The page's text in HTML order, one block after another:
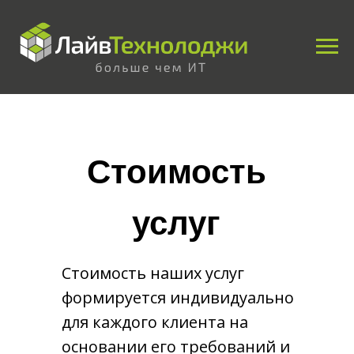
Стоимость наших услуг
формируется индивидуально
для каждого клиента на
основании его требований и
Стоимость
услуг